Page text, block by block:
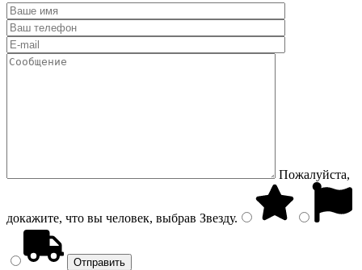
Пожалуйста,
докажите, что вы человек, выбрав Звезду.